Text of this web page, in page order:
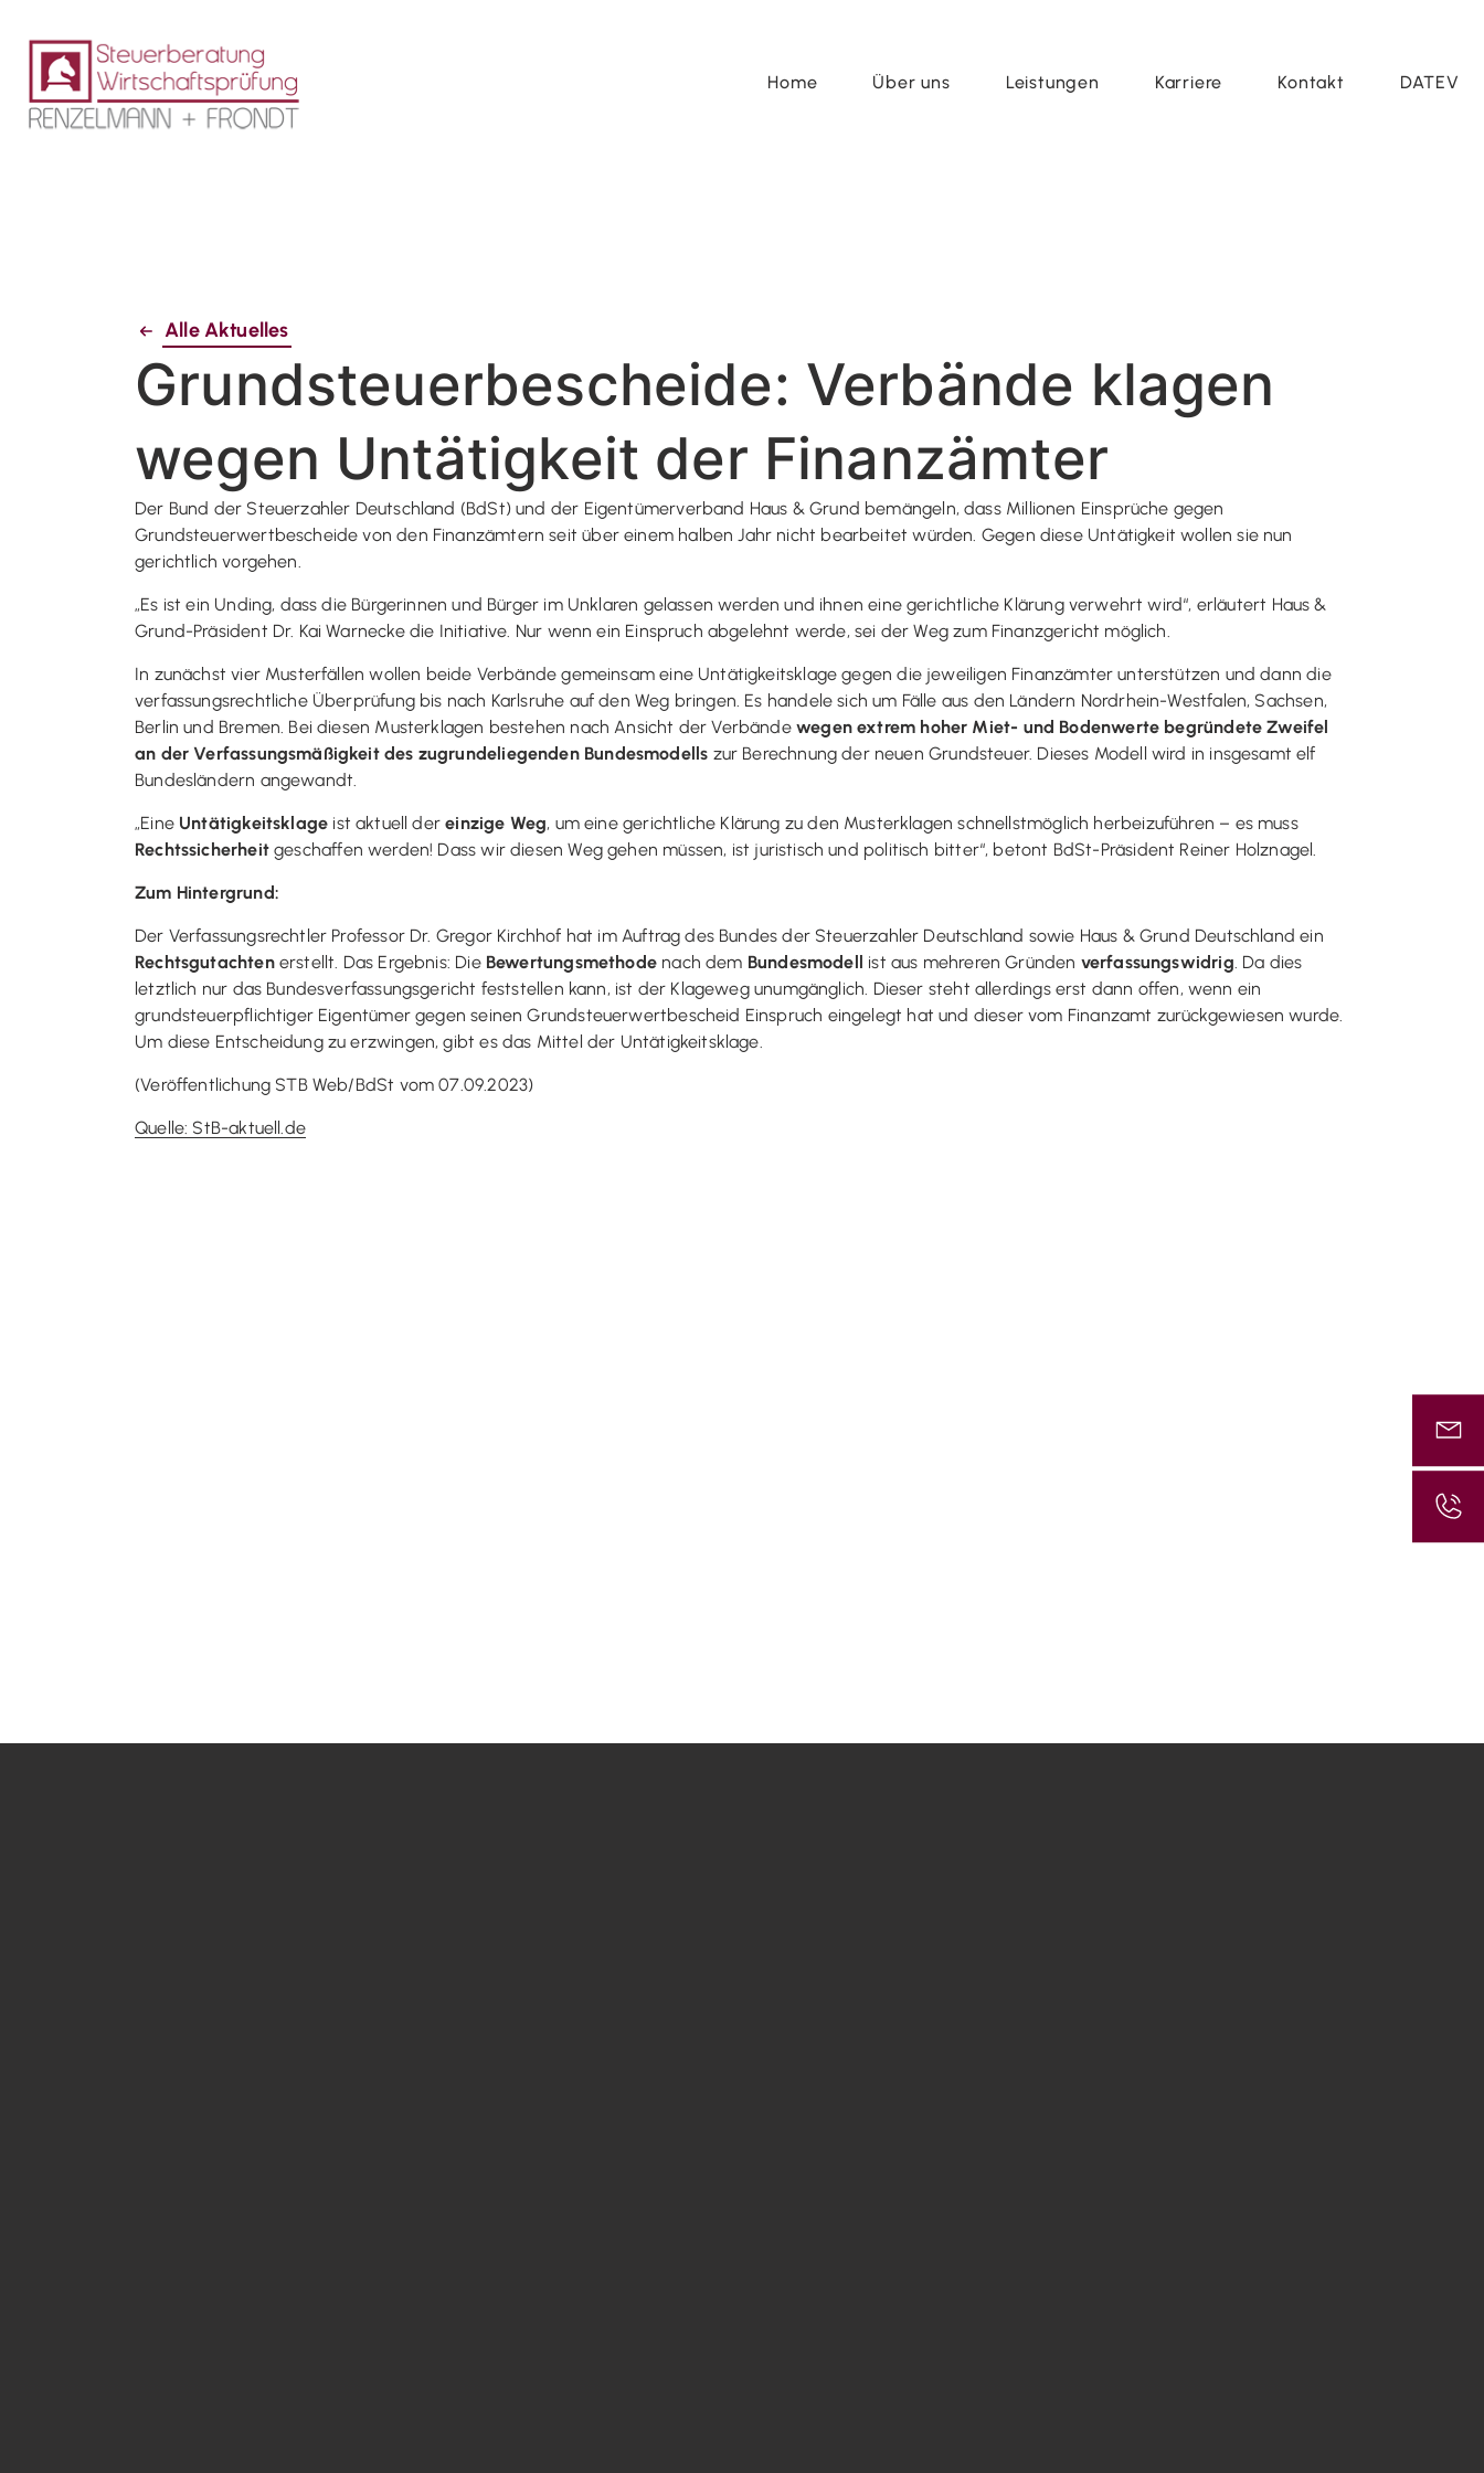
Home Über uns Leistungen Karriere Kontakt DATEV
Alle Aktuelles
Grundsteuerbescheide: Verbände klagen
wegen Untätigkeit der Finanzämter
Der Bund der Steuerzahler Deutschland (BdSt) und der Eigentümerverband Haus & Grund bemängeln, dass Millionen Einsprüche gegen
Grundsteuerwertbescheide von den Finanzämtern seit über einem halben Jahr nicht bearbeitet würden. Gegen diese Untätigkeit wollen sie nun
gerichtlich vorgehen.
„Es ist ein Unding, dass die Bürgerinnen und Bürger im Unklaren gelassen werden und ihnen eine gerichtliche Klärung verwehrt wird“, erläutert Haus &
Grund-Präsident Dr. Kai Warnecke die Initiative. Nur wenn ein Einspruch abgelehnt werde, sei der Weg zum Finanzgericht möglich.
In zunächst vier Musterfällen wollen beide Verbände gemeinsam eine Untätigkeitsklage gegen die jeweiligen Finanzämter unterstützen und dann die
verfassungsrechtliche Überprüfung bis nach Karlsruhe auf den Weg bringen. Es handele sich um Fälle aus den Ländern Nordrhein-Westfalen, Sachsen,
Berlin und Bremen. Bei diesen Musterklagen bestehen nach Ansicht der Verbändewegen extrem hoher Miet- und Bodenwerte begründete Zweifel
an der Verfassungsmäßigkeit des zugrundeliegenden Bundesmodells zur Berechnung der neuen Grundsteuer. Dieses Modell wird in insgesamt elf
Bundesländern angewandt.
„Eine Untätigkeitsklage ist aktuell dereinzige Weg, um eine gerichtliche Klärung zu den Musterklagen schnellstmöglich herbeizuführen – es muss
Rechtssicherheitgeschaffen werden! Dass wir diesen Weg gehen müssen, ist juristisch und politisch bitter“, betont BdSt-Präsident Reiner Holznagel.
Zum Hintergrund:
Der Verfassungsrechtler Professor Dr. Gregor Kirchhof hat im Auftrag des Bundes der Steuerzahler Deutschland sowie Haus & Grund Deutschland ein
Rechtsgutachtenerstellt. Das Ergebnis: Die Bewertungsmethode nach dem Bundesmodell ist aus mehreren Gründen verfassungswidrig. Da dies
letztlich nur das Bundesverfassungsgericht feststellen kann, ist der Klageweg unumgänglich. Dieser steht allerdings erst dann offen, wenn ein
grundsteuerpflichtiger Eigentümer gegen seinen Grundsteuerwertbescheid Einspruch eingelegt hat und dieser vom Finanzamt zurückgewiesen wurde.
Um diese Entscheidung zu erzwingen, gibt es das Mittel der Untätigkeitsklage.
(Veröffentlichung STB Web/BdSt vom 07.09.2023)
Quelle: StB-aktuell.de